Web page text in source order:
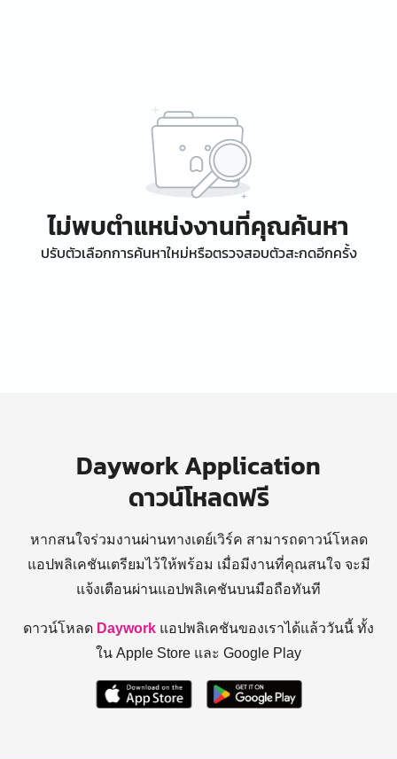
ไม่พบตำแหน่งงานที่คุณค้นหา
ปรับตัวเลือกการค้นหาใหม่หรือตรวจสอบตัวสะกดอีกครั้ง
Daywork Application
ดาวน์โหลดฟรี
หากสนใจร่วมงานผ่านทางเดย์เวิร์ค สามารถดาวน์โหลด
แอปพลิเคชันเตรียมไว้ให้พร้อม เมื่อมีงานที่คุณสนใจ จะมี
แจ้งเตือนผ่านแอปพลิเคชันบนมือถือทันที
ดาวน์โหลด Daywork แอปพลิเคชันของเราได้แล้ววันนี้ ทั้ง
ใน Apple Store และ Google Play